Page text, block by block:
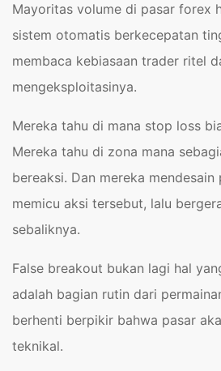
Mayoritas volume di pasar forex
sistem otomatis berkecepatan
membaca kebiasaan trader ritel
mengeksploitasinya.
Mereka tahu di mana stop loss
Mereka tahu di zona mana
bereaksi. Dan mereka
memicu aksi tersebut, lalu
sebaliknya.
False breakout bukan lagi hal
adalah bagian rutin dari
berhenti berpikir bahwa pasar
teknikal.